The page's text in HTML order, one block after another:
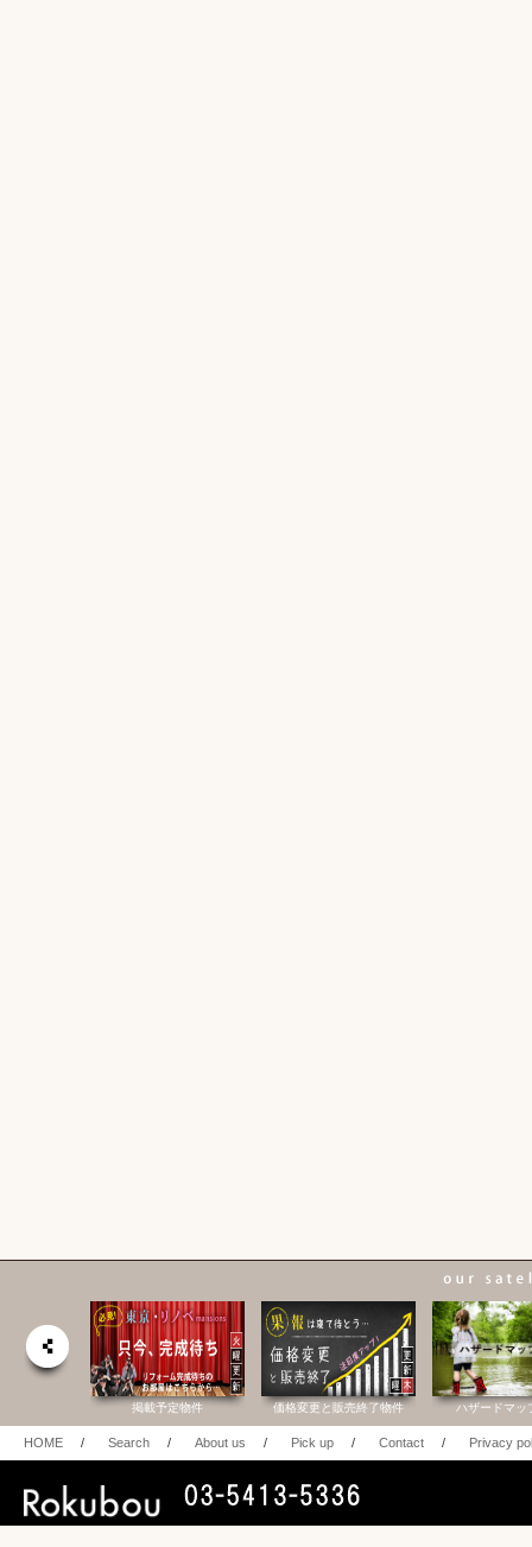
掲載予定物件 価格変更と販売終了物件 ハザードマッ
HOME / Search / About us / Pick up / Contact / Privacy